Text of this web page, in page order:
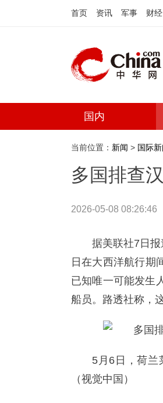
首页 资讯 军事 财经
国内
当前位置： 新闻 > 国际
多国排查
2026-05-08 08:26:46
据美联社7日
日在大西洋航行期
已知唯一可能发生
船员。路透社称，
5月6日，荷兰
（视觉中国）